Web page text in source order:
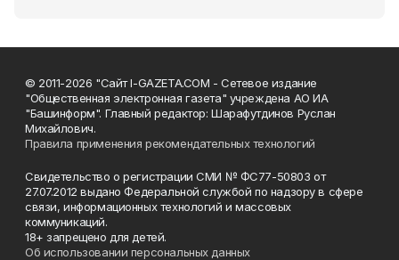
© 2011-2026 "Сайт I-GAZETA.COM - Сетевое издание
"Общественная электронная газета" учреждена АО ИА
"Башинформ". Главный редактор: Шарафутдинов Руслан
Михайлович.
Правила применения рекомендательных технологий
Свидетельство о регистрации СМИ № ФС77-50803 от
27.07.2012 выдано Федеральной службой по надзору в сфере
связи, информационных технологий и массовых
коммуникаций.
18+ запрещено для детей.
Об использовании персональных данных